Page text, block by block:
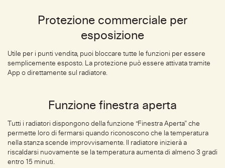
Protezione commerciale per
esposizione
Utile per i punti vendita, puoi bloccare tutte le funzioni per essere
semplicemente esposto. La protezione può essere attivata tramite
App o direttamente sul radiatore.
Funzione finestra aperta
Tutti i radiatori dispongono della funzione “Finestra Aperta” che
permette loro di fermarsi quando riconoscono che la temperatura
nella stanza scende improvvisamente. Il radiatore inizierà a
riscaldarsi nuovamente se la temperatura aumenta di almeno 3 gradi
entro 15 minuti.